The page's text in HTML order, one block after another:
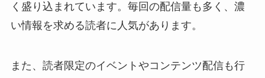
く盛り込まれています。毎回の配信量も多く、濃
い情報を求める読者に人気があります。
また、読者限定のイベントやコンテンツ配信も行